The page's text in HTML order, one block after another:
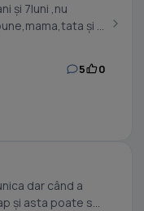
și 7luni ,nu
și în
5 0
dar când a
și asta poate sa